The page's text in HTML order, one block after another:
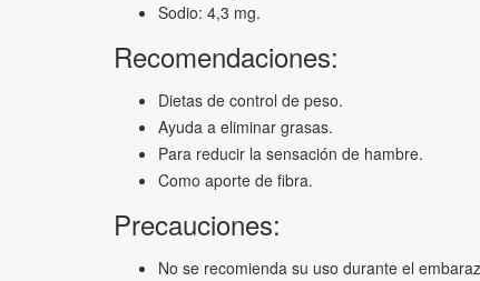
Sodio: 4,3 mg.
Recomendaciones:
Dietas de control de peso.
Ayuda a eliminar grasas.
Para reducir la sensación de hambre.
Como aporte de fibra.
Precauciones:
No se recomienda su uso durante el